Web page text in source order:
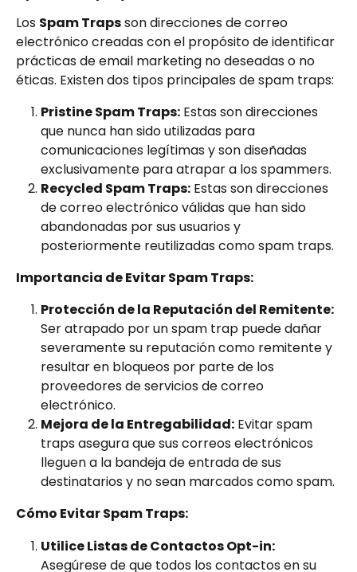
Los Spam Traps son direcciones de correo
electrónico creadas con el propósito de identificar
prácticas de email marketing no deseadas o no
éticas. Existen dos tipos principales de spam traps:
Pristine Spam Traps: Estas son direcciones
que nunca han sido utilizadas para
comunicaciones legítimas y son diseñadas
exclusivamente para atrapar a los spammers.
Recycled Spam Traps: Estas son direcciones
de correo electrónico válidas que han sido
abandonadas por sus usuarios y
posteriormente reutilizadas como spam traps.
Importancia de Evitar Spam Traps:
Protección de la Reputación del Remitente:
Ser atrapado por un spam trap puede dañar
severamente su reputación como remitente y
resultar en bloqueos por parte de los
proveedores de servicios de correo
electrónico.
Mejora de la Entregabilidad: Evitar spam
traps asegura que sus correos electrónicos
lleguen a la bandeja de entrada de sus
destinatarios y no sean marcados como spam.
Cómo Evitar Spam Traps:
Utilice Listas de Contactos Opt-in:
Asegúrese de que todos los contactos en su